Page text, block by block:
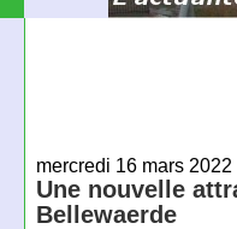
mercredi 16 mars 2022
Une nouvelle
Bellewaerde